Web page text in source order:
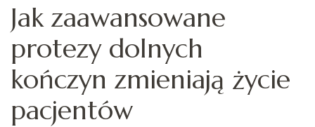
Jak zaawansowane
protezy dolnych
kończyn zmieniają życie
pacjentów